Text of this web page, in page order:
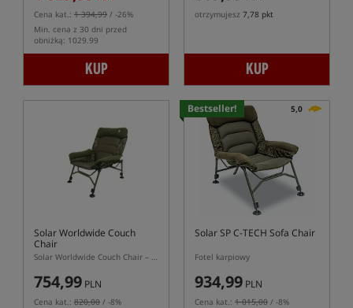
Cena kat.: 1 394,99 / -26%
Min. cena z 30 dni przed
obniżką: 1029.99
KUP
otrzymujesz 7,78 pkt
KUP
Solar Worldwide Couch
Chair
Solar Worldwide Couch Chair – rozkładane krzesło karpiowe typu sofa
754,99 PLN
Cena kat.: 820,00 / -8%
Bestseller! 5,0
Solar SP C-TECH Sofa Chair
Fotel karpiowy
934,99 PLN
Cena kat.: 1 015,00 / -8%